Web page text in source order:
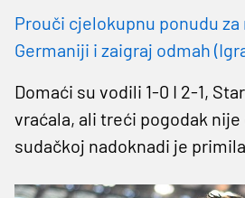
Prouči cjelokupnu ponudu
Germaniji i zaigraj odmah
Domaći su vodili 1-0 I 2-1,
vraćala, ali treći pogodak
sudačkoj nadoknadi je